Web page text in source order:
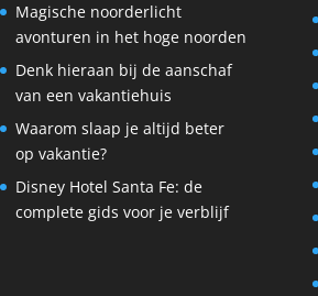
Magische noorderlicht
avonturen in het hoge noorden
Denk hieraan bij de aanschaf
van een vakantiehuis
Waarom slaap je altijd beter
op vakantie?
Disney Hotel Santa Fe: de
complete gids voor je verblijf